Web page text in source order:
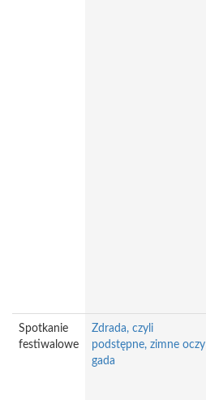
Spotkanie
festiwalowe
Zdrada, czyli
podstępne, zimne oczy
gada